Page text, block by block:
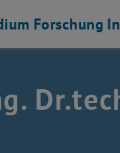
Forschung